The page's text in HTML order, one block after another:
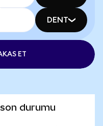
DENT
ET
durumu